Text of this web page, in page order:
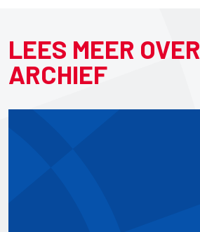
LEES MEER OVER
ARCHIEF